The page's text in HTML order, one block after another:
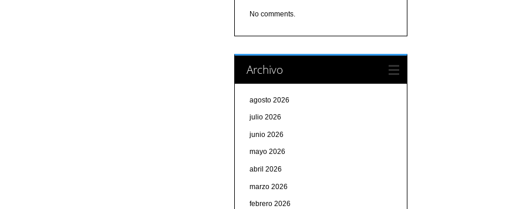
No comments.
Archivo
agosto 2026
julio 2026
junio 2026
mayo 2026
abril 2026
marzo 2026
febrero 2026